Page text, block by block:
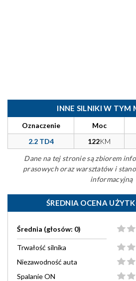
INNE SILNIKI W TYM
Oznaczenie Moc
2.2 TD4
122KM
Dane na tej stronie są zbiorem
prasowych oraz warsztatów i
informacyjną
ŚREDNIA OCENA
Średnia (głosów: 0)
Trwałość silnika
Niezawodność auta
Spalanie ON